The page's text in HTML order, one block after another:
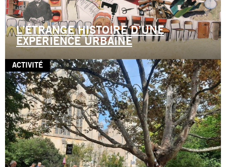
L’ÉTRANGE HISTOIRE D’UNE
EXPÉRIENCE URBAINE
ACTIVITÉ